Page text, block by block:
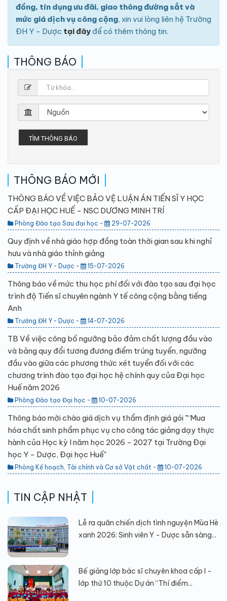
đồng, tín dụng ưu đãi, giao thông đường sắt và
mức giá dịch vụ công cộng, xin vui lòng liên hệ Trường
ĐH Y - Dược tại đây để có thêm thông tin.
THÔNG BÁO
TÌM THÔNG BÁO
THÔNG BÁO MỚI
THÔNG BÁO VỀ VIỆC BẢO VỆ LUẬN ÁN TIẾN SĨ Y HỌC
CẤP ĐẠI HỌC HUẾ - NSC DƯƠNG MINH TRÍ
Phòng Đào tạo Sau đại học - 29-07-2026
Quy định về nhà giáo hợp đồng toàn thời gian sau khi nghỉ
hưu và nhà giáo thỉnh giảng
Trường ĐH Y - Dược - 15-07-2026
Thông báo về mức thu học phí đối với đào tạo sau đại học
trình độ Tiến sĩ chuyên ngành Y tế công cộng bằng tiếng
Anh
Trường ĐH Y - Dược - 14-07-2026
TB Về việc công bố ngưỡng bảo đảm chất lượng đầu vào
và bảng quy đổi tương đương điểm trúng tuyển, ngưỡng
đầu vào giữa các phương thức xét tuyển đối với các
chương trình đào tạo đại học hệ chính quy của Đại học
Huế năm 2026
Phòng Đào tạo Đại học - 10-07-2026
Thông báo mời chào giá dịch vụ thẩm định giá gói "“Mua
hóa chất sinh phẩm phục vụ cho công tác giảng dạy thực
hành của Học kỳ I năm học 2026 - 2027 tại Trường Đại
học Y - Dược, Đại học Huế"
Phòng Kế hoạch, Tài chính và Cơ sở Vật chất - 10-07-2026
TIN CẬP NHẬT
Lễ ra quân chiến dịch tình nguyện Mùa Hè
xanh 2026: Sinh viên Y - Dược sẵn sàng...
Bế giảng lớp bác sĩ chuyên khoa cấp I -
lớp thứ 10 thuộc Dự án “Thí điểm...